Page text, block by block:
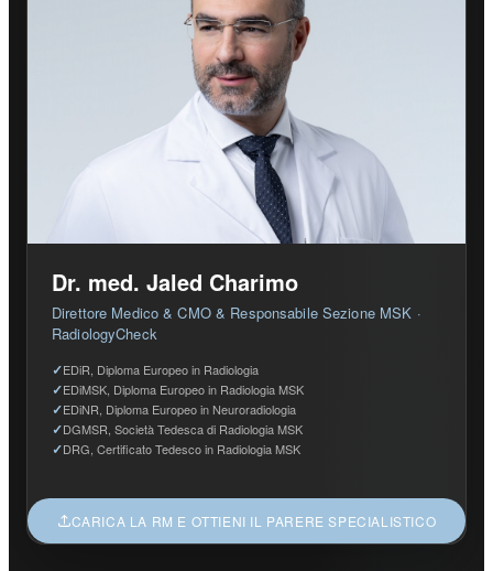
Dr. med. Jaled Charimo
Direttore Medico & CMO & Responsabile Sezione MSK ·
RadiologyCheck
EDiR, Diploma Europeo in Radiologia
EDiMSK, Diploma Europeo in Radiologia MSK
EDiNR, Diploma Europeo in Neuroradiologia
DGMSR, Società Tedesca di Radiologia MSK
DRG, Certificato Tedesco in Radiologia MSK
CARICA LA RM E OTTIENI IL PARERE SPECIALISTICO